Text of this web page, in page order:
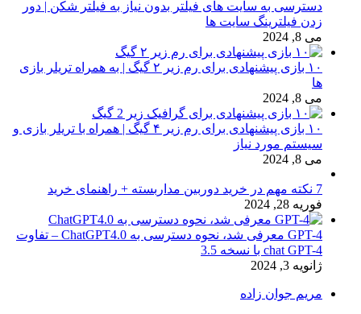
دسترسی به سایت های فیلتر بدون نیاز به فیلتر شکن | دور
زدن فیلترینگ سایت ها
می 8, 2024
۱۰ بازی پیشنهادی برای رم زیر ۲ گیگ | به همراه تریلر بازی
ها
می 8, 2024
۱۰ بازی پیشنهادی برای رم زیر ۴ گیگ | همراه با تریلر بازی و
سیستم مورد نیاز
می 8, 2024
7 نکته مهم در خرید دوربین مداربسته + راهنمای خرید
فوریه 28, 2024
GPT-4 معرفی شد، نحوه دسترسی به ChatGPT4.0 – تفاوت
chat GPT-4 با نسخه 3.5
ژانویه 3, 2024
مریم جوان زاده